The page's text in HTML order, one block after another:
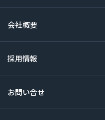
会社概要
採用情報
お問い合せ